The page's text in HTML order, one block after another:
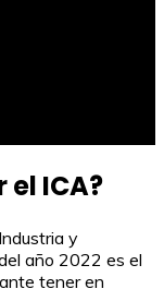
ICA?
y
año 2022 es el
tener en